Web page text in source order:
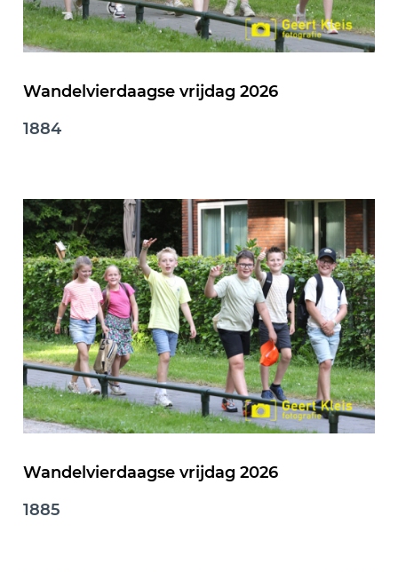
Wandelvierdaagse vrijdag 2026
1884
Wandelvierdaagse vrijdag 2026
1885